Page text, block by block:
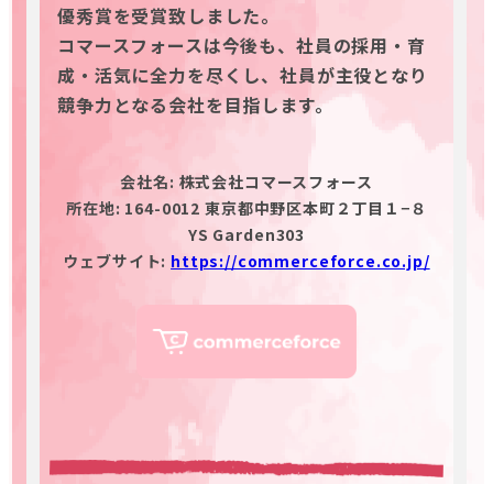
優秀賞を受賞致しました。
コマースフォースは今後も、社員の採用・育
成・活気に全力を尽くし、社員が主役となり
競争力となる会社を目指します。
会社名: 株式会社コマースフォース
所在地: 164-0012 東京都中野区本町２丁目１−８
YS Garden303
ウェブサイト: https://commerceforce.co.jp/